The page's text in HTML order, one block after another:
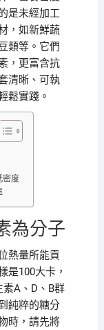
是未經加工
，如新鮮蔬
類等。它們
，更富含抗
清晰、可執
鬆實踐。
密度
為分子
熱量所能貢
是100大卡，
A、D、B群
純粹的糖分
時，請先將